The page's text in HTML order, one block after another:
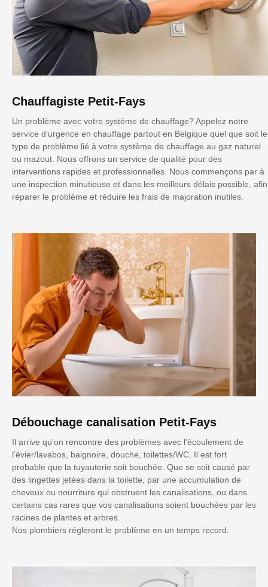
Chauffagiste Petit-Fays
Un problème avec votre système de chauffage? Appelez notre
service d’urgence en chauffage partout en Belgique quel que soit le
type de problème lié à votre système de chauffage au gaz naturel
ou mazout. Nous offrons un service de qualité pour des
interventions rapides et professionnelles. Nous commençons par à
une inspection minutieuse et dans les meilleurs délais possible, afin
réparer le problème et réduire les frais de majoration inutiles.
Débouchage canalisation Petit-Fays
Il arrive qu'on rencontre des problèmes avec l’écoulement de
l’évier/lavabos, baignoire, douche, toilettes/WC. Il est fort
probable que la tuyauterie soit bouchée. Que se soit causé par
des lingettes jetées dans la toilette, par une accumulation de
cheveux ou nourriture qui obstruent les canalisations, ou dans
certains cas rares que vos canalisations soient bouchées par les
racines de plantes et arbres.
Nos plombiers régleront le problème en un temps record.